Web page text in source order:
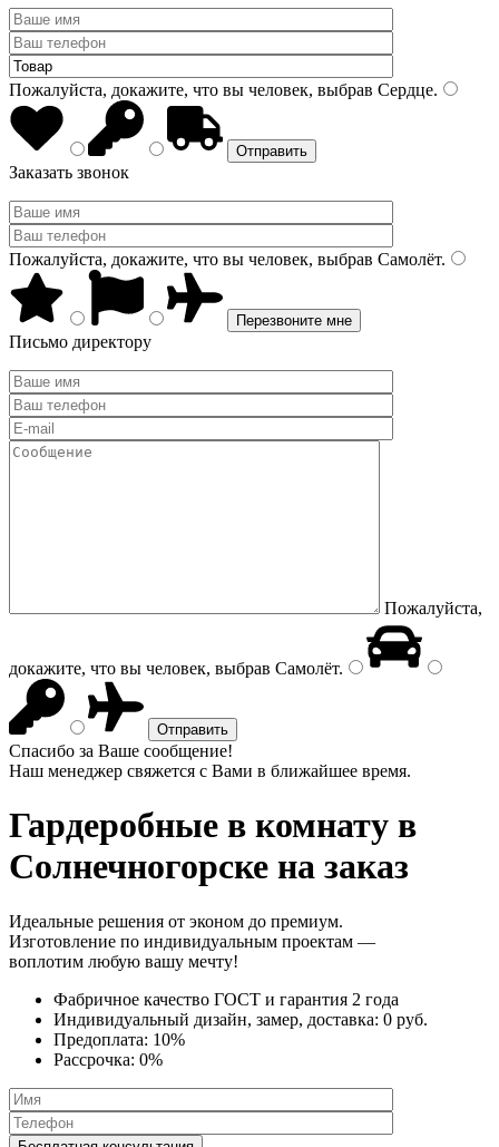
Пожалуйста, докажите, что вы человек, выбрав Сердце.
Заказать звонок
Пожалуйста, докажите, что вы человек, выбрав Самолёт.
Письмо директору
Пожалуйста,
докажите, что вы человек, выбрав Самолёт.
Спасибо за Ваше сообщение!
Наш менеджер свяжется с Вами в ближайшее время.
Гардеробные в комнату в
Солнечногорске на заказ
Идеальные решения от эконом до премиум.
Изготовление по индивидуальным проектам —
воплотим любую вашу мечту!
Фабричное качество ГОСТ и гарантия 2 года
Индивидуальный дизайн, замер, доставка: 0 руб.
Предоплата: 10%
Рассрочка: 0%